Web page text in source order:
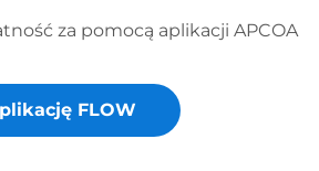
za pomocą aplikacji APCOA
FLOW